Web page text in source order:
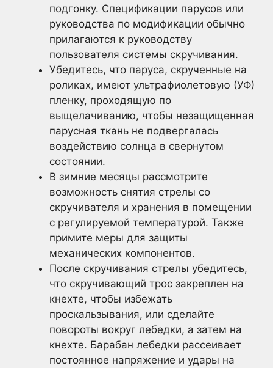
подгонку. Спецификации парусов или
руководства по модификации обычно
прилагаются к руководству
пользователя системы скручивания.
Убедитесь, что паруса, скрученные на
роликах, имеют ультрафиолетовую (УФ)
пленку, проходящую по
выщелачиванию, чтобы незащищенная
парусная ткань не подвергалась
воздействию солнца в свернутом
состоянии.
В зимние месяцы рассмотрите
возможность снятия стрелы со
скручивателя и хранения в помещении
с регулируемой температурой. Также
примите меры для защиты
механических компонентов.
После скручивания стрелы убедитесь,
что скручивающий трос закреплен на
кнехте, чтобы избежать
проскальзывания, или сделайте
повороты вокруг лебедки, а затем на
кнехте. Барабан лебедки рассеивает
постоянное напряжение и удары на